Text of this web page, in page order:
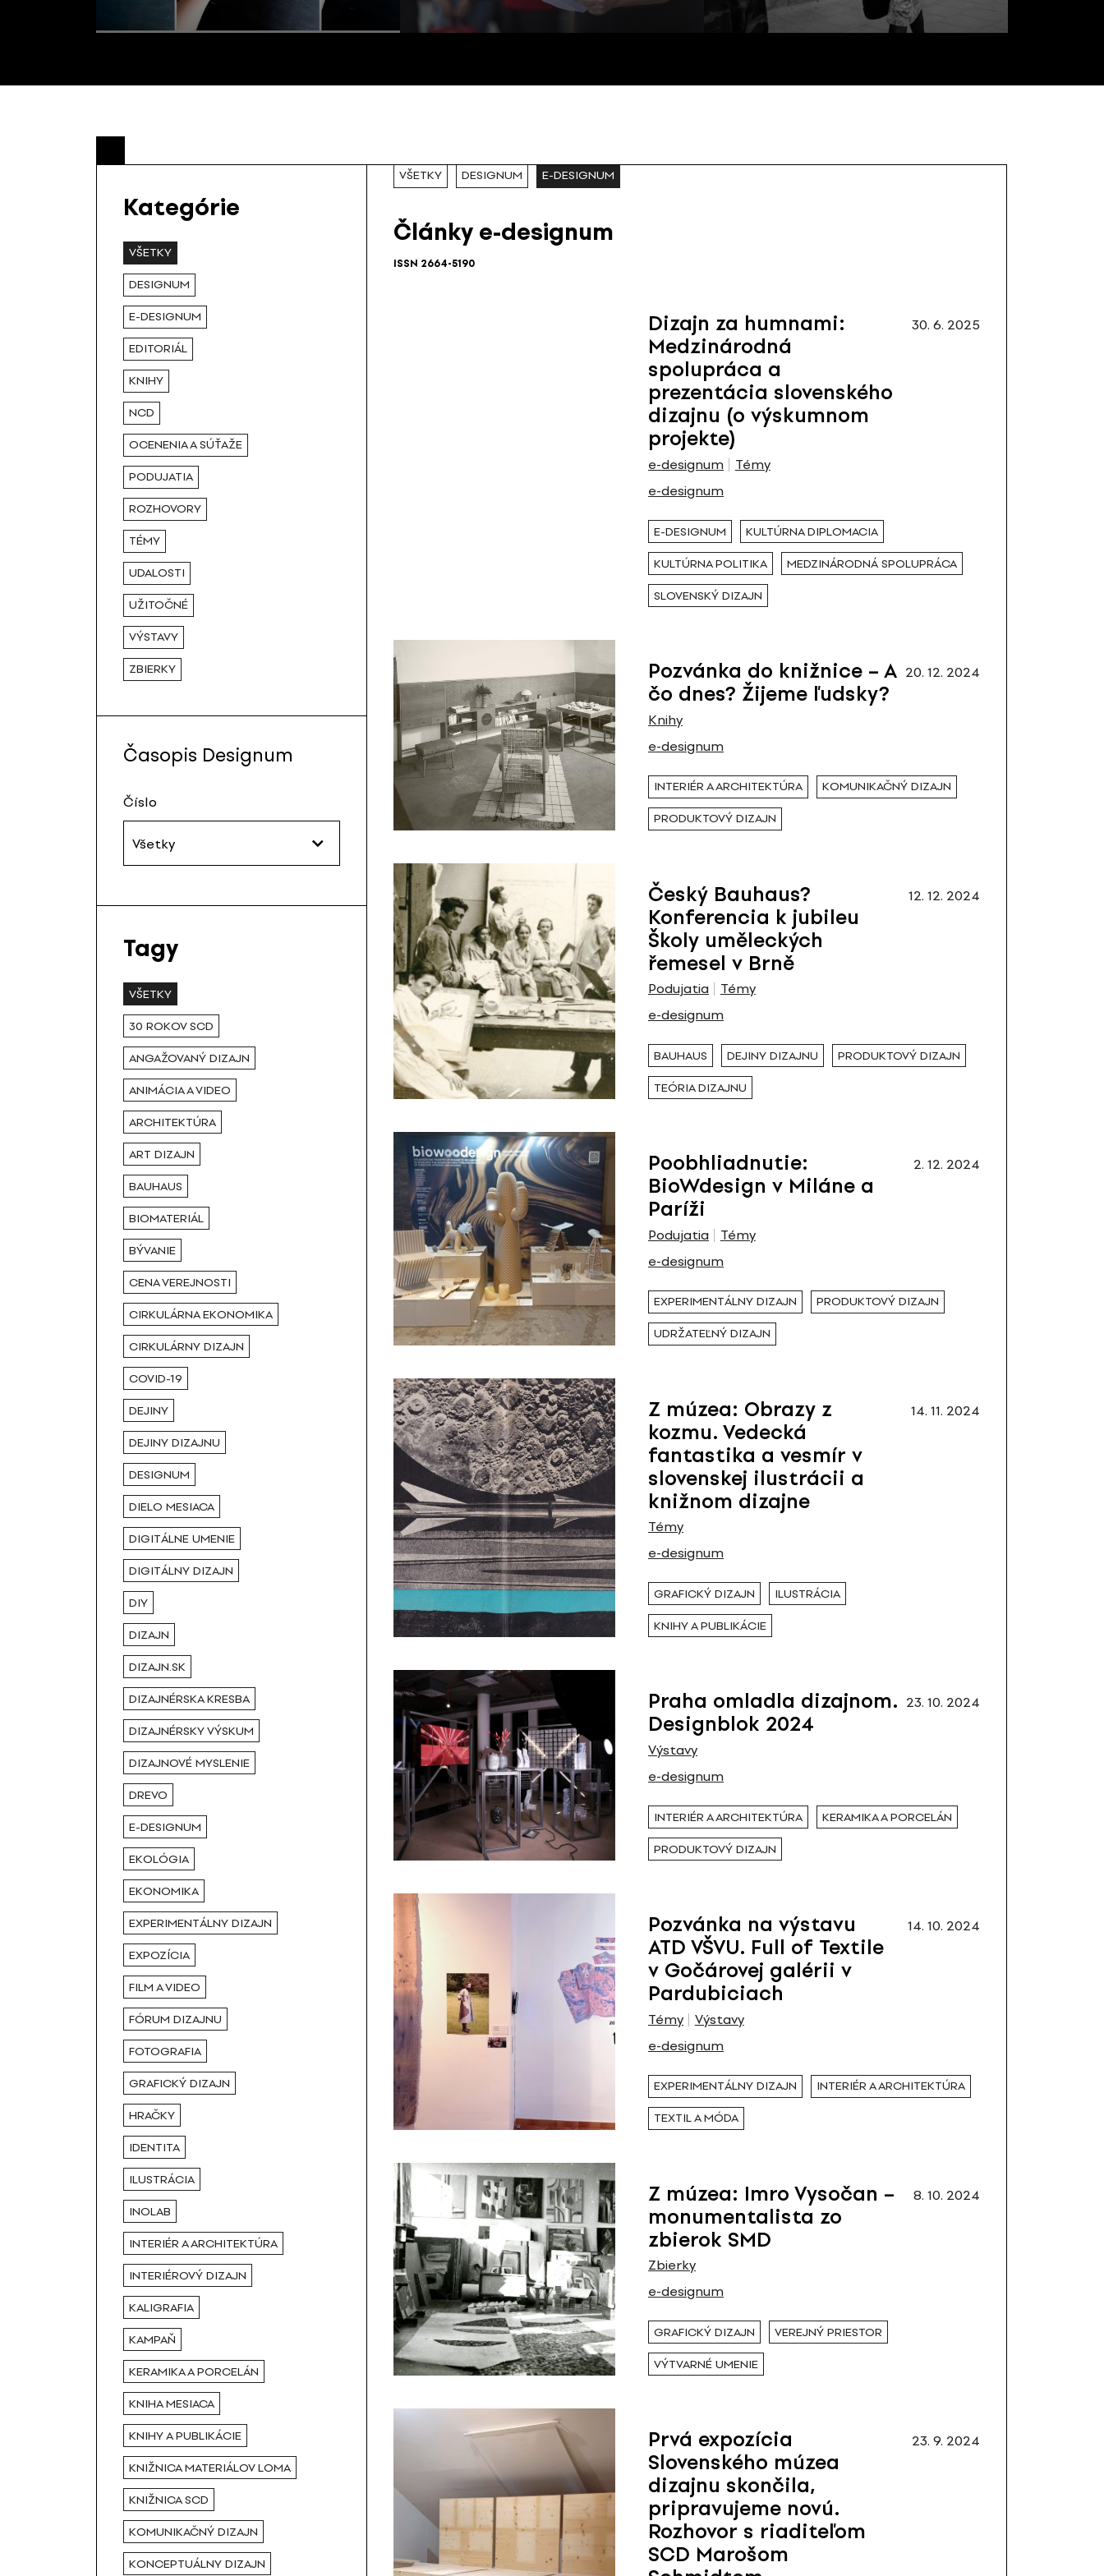
Kategórie
VŠETKY
DESIGNUM
E-DESIGNUM
EDITORIÁL
KNIHY
NCD
OCENENIA A SÚŤAŽE
PODUJATIA
ROZHOVORY
TÉMY
UDALOSTI
UŽITOČNÉ
VÝSTAVY
ZBIERKY
Časopis Designum
Číslo
Všetky
Tagy
VŠETKY
30 ROKOV SCD
ANGAŽOVANÝ DIZAJN
ANIMÁCIA A VIDEO
ARCHITEKTÚRA
ART DIZAJN
BAUHAUS
BIOMATERIÁL
BÝVANIE
CENA VEREJNOSTI
CIRKULÁRNA EKONOMIKA
CIRKULÁRNY DIZAJN
COVID-19
DEJINY
DEJINY DIZAJNU
DESIGNUM
DIELO MESIACA
DIGITÁLNE UMENIE
DIGITÁLNY DIZAJN
DIY
DIZAJN
DIZAJN.SK
DIZAJNÉRSKA KRESBA
DIZAJNÉRSKY VÝSKUM
DIZAJNOVÉ MYSLENIE
DREVO
E-DESIGNUM
EKOLÓGIA
EKONOMIKA
EXPERIMENTÁLNY DIZAJN
EXPOZÍCIA
FILM A VIDEO
FÓRUM DIZAJNU
FOTOGRAFIA
GRAFICKÝ DIZAJN
HRAČKY
IDENTITA
ILUSTRÁCIA
INOLAB
INTERIÉR A ARCHITEKTÚRA
INTERIÉROVÝ DIZAJN
KALIGRAFIA
KAMPAŇ
KERAMIKA A PORCELÁN
KNIHA MESIACA
KNIHY A PUBLIKÁCIE
KNIŽNICA MATERIÁLOV LOMA
KNIŽNICA SCD
KOMUNIKAČNÝ DIZAJN
KONCEPTUÁLNY DIZAJN
VŠETKY DESIGNUM E-DESIGNUM
Články e-designum
ISSN 2664-5190
Dizajn za humnami:
Medzinárodná
spolupráca a
prezentácia slovenského
dizajnu (o výskumnom
projekte)
e-designum
Témy
e-designum
30. 6. 2025
E-DESIGNUM KULTÚRNA DIPLOMACIA
KULTÚRNA POLITIKA MEDZINÁRODNÁ SPOLUPRÁCA
SLOVENSKÝ DIZAJN
Pozvánka do knižnice – A
čo dnes? Žijeme ľudsky?
Knihy
e-designum
20. 12. 2024
INTERIÉR A ARCHITEKTÚRA KOMUNIKAČNÝ DIZAJN
PRODUKTOVÝ DIZAJN
Český Bauhaus?
Konferencia k jubileu
Školy uměleckých
řemesel v Brně
Podujatia
Témy
e-designum
12. 12. 2024
BAUHAUS DEJINY DIZAJNU PRODUKTOVÝ DIZAJN
TEÓRIA DIZAJNU
Poobhliadnutie:
BioWdesign v Miláne a
Paríži
Podujatia
Témy
e-designum
2. 12. 2024
EXPERIMENTÁLNY DIZAJN PRODUKTOVÝ DIZAJN
UDRŽATEĽNÝ DIZAJN
Z múzea: Obrazy z
kozmu. Vedecká
fantastika a vesmír v
slovenskej ilustrácii a
knižnom dizajne
Témy
e-designum
14. 11. 2024
GRAFICKÝ DIZAJN ILUSTRÁCIA
KNIHY A PUBLIKÁCIE
Praha omladla dizajnom.
Designblok 2024
Výstavy
e-designum
23. 10. 2024
INTERIÉR A ARCHITEKTÚRA KERAMIKA A PORCELÁN
PRODUKTOVÝ DIZAJN
Pozvánka na výstavu
ATD VŠVU. Full of Textile
v Gočárovej galérii v
Pardubiciach
Témy
Výstavy
e-designum
14. 10. 2024
EXPERIMENTÁLNY DIZAJN INTERIÉR A ARCHITEKTÚRA
TEXTIL A MÓDA
Z múzea: Imro Vysočan –
monumentalista zo
zbierok SMD
Zbierky
e-designum
8. 10. 2024
GRAFICKÝ DIZAJN VEREJNÝ PRIESTOR
VÝTVARNÉ UMENIE
Prvá expozícia
Slovenského múzea
dizajnu skončila,
pripravujeme novú.
Rozhovor s riaditeľom
SCD Marošom
23. 9. 2024